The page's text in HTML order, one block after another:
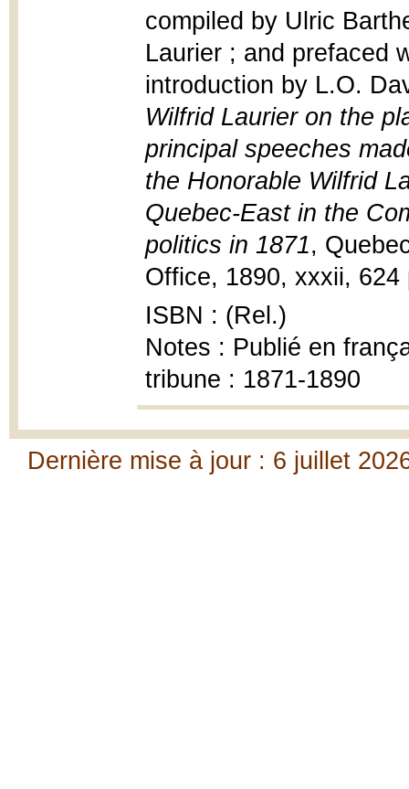
compiled by Ulric
Laurier ; and prefaced
introduction by L.O.
Wilfrid Laurier on the
principal speeches
the Honorable Wilfrid
Quebec-East in the
politics in 1871,
Office, 1890, xxxii,
ISBN : (Rel.)
Notes : Publié en
tribune : 1871-1890
Dernière mise à jour : 6 juillet